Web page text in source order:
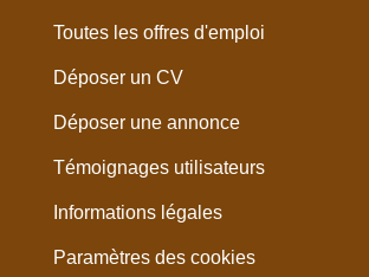
Toutes les offres d'emploi
Déposer un CV
Déposer une annonce
Témoignages utilisateurs
Informations légales
Paramètres des cookies